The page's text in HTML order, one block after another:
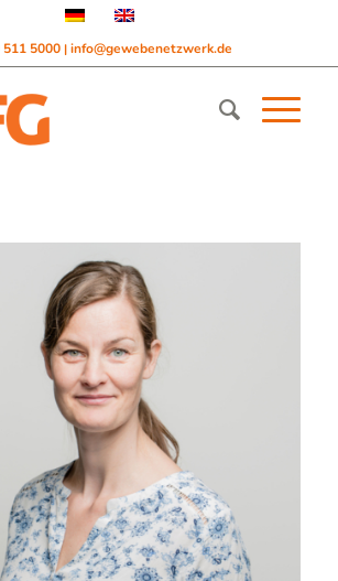
511 5000| info@gewebenetzwerk.de